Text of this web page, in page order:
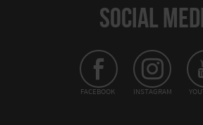
SOCIAL
FACEBOOK INSTAGRAM